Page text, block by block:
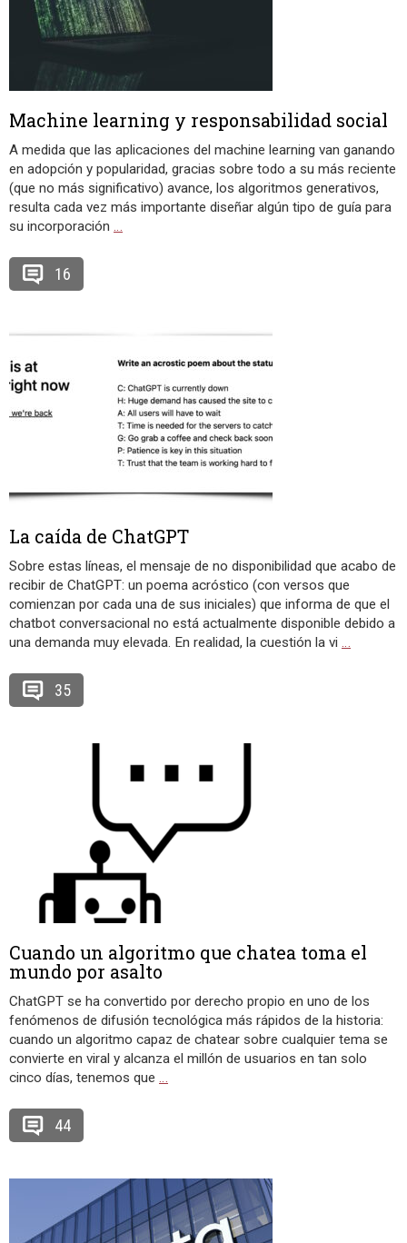
Machine learning y responsabilidad social
A medida que las aplicaciones del machine learning van ganando
en adopción y popularidad, gracias sobre todo a su más reciente
(que no más significativo) avance, los algoritmos generativos,
resulta cada vez más importante diseñar algún tipo de guía para
su incorporación …
16
La caída de ChatGPT
Sobre estas líneas, el mensaje de no disponibilidad que acabo de
recibir de ChatGPT: un poema acróstico (con versos que
comienzan por cada una de sus iniciales) que informa de que el
chatbot conversacional no está actualmente disponible debido a
una demanda muy elevada. En realidad, la cuestión la vi …
35
Cuando un algoritmo que chatea toma el
mundo por asalto
ChatGPT se ha convertido por derecho propio en uno de los
fenómenos de difusión tecnológica más rápidos de la historia:
cuando un algoritmo capaz de chatear sobre cualquier tema se
convierte en viral y alcanza el millón de usuarios en tan solo
cinco días, tenemos que …
44